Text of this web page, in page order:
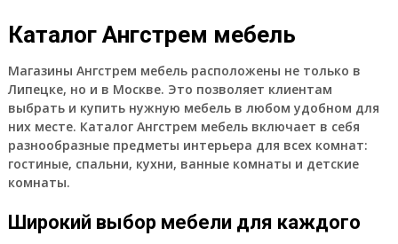
Каталог Ангстрем мебель
Магазины Ангстрем мебель расположены не только в
Липецке, но и в Москве. Это позволяет клиентам
выбрать и купить нужную мебель в любом удобном для
них месте. Каталог Ангстрем мебель включает в себя
разнообразные предметы интерьера для всех комнат:
гостиные, спальни, кухни, ванные комнаты и детские
комнаты.
Широкий выбор мебели для каждого